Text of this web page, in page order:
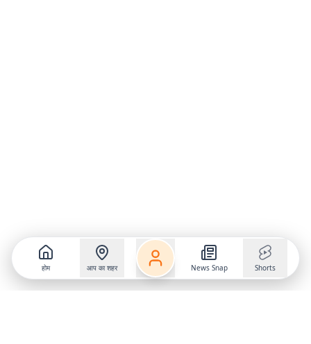
होम आप का शहर News Snap Shorts